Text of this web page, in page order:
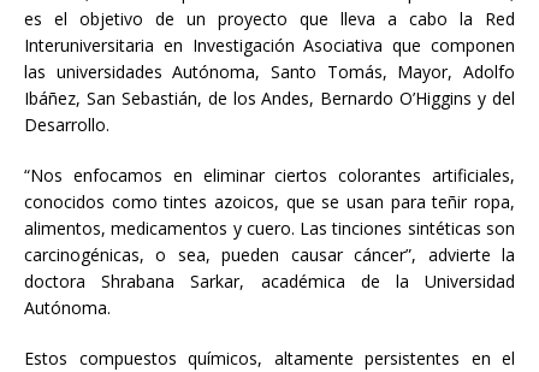
es el objetivo de un proyecto que lleva a cabo la Red
Interuniversitaria en Investigación Asociativa que componen
las universidades Autónoma, Santo Tomás, Mayor, Adolfo
Ibáñez, San Sebastián, de los Andes, Bernardo O’Higgins y del
Desarrollo.
“Nos enfocamos en eliminar ciertos colorantes artificiales,
conocidos como tintes azoicos, que se usan para teñir ropa,
alimentos, medicamentos y cuero. Las tinciones sintéticas son
carcinogénicas, o sea, pueden causar cáncer”, advierte la
doctora Shrabana Sarkar, académica de la Universidad
Autónoma.
Estos compuestos químicos, altamente persistentes en el